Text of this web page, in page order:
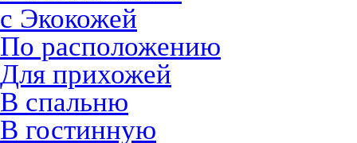
с Экокожей
По расположению
Для прихожей
В спальню
В гостинную